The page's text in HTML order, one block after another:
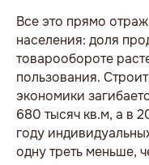
Все это прямо
населения: доля
товарообороте
пользования.
экономики
680 тысяч кв.м, а в
году
одну треть меньше,